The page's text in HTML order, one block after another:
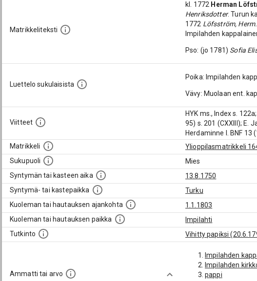
Matrikkeliteksti
kl. 1772 Herman
Henriksdotter. Turun
1772 Löfsström,
Impilahden
Pso: (jo 1781) Sofia
Luettelo sukulaisista
Poika: Impilahden
Vävy: Muolaan ent.
Viitteet
HYK ms., Index s.
95) s. 201 (CXXIII); E.
Herdaminne I. BNF 13
Matrikkeli
Ylioppilasmatrikkeli
Sukupuoli
Mies
Syntymän tai kasteen aika
13.8.1750
Syntymä- tai kastepaikka
Turku
Kuoleman tai hautauksen ajankohta
1.1.1803
Kuoleman tai hautauksen paikka
Impilahti
Tutkinto
Vihitty papiksi
Ammatti tai arvo
Impilahden
Impilahden
pappi